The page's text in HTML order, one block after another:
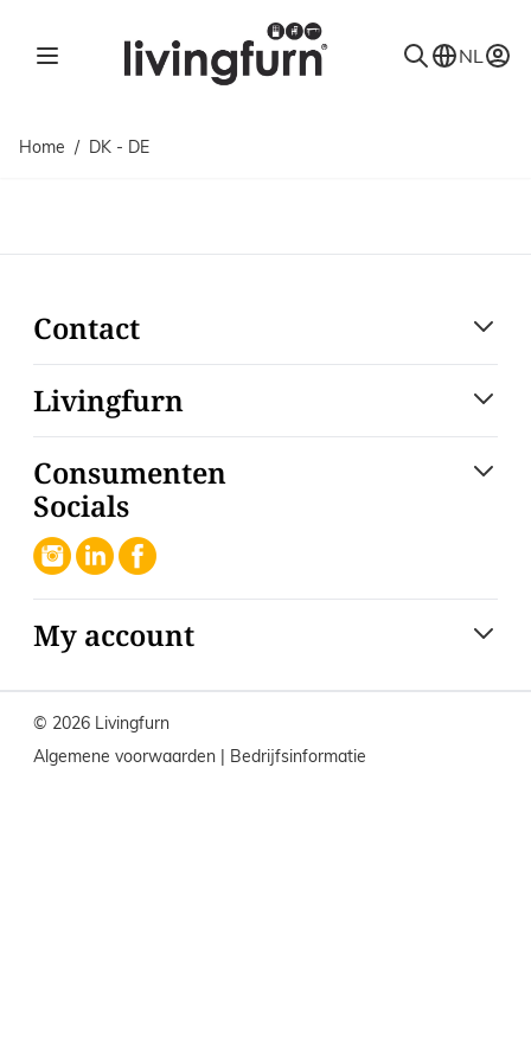
NL
Home / DK - DE
Contact
Livingfurn
Consumenten
Socials
My account
© 2026 Livingfurn
Algemene voorwaarden | Bedrijfsinformatie